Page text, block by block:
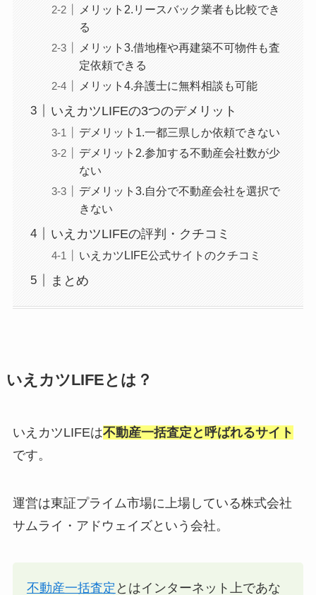
メリット2.リースバック業者も比較でき
る
メリット3.借地権や再建築不可物件も査
定依頼できる
メリット4.弁護士に無料相談も可能
いえカツLIFEの3つのデメリット
デメリット1.一都三県しか依頼できない
デメリット2.参加する不動産会社数が少
ない
デメリット3.自分で不動産会社を選択で
きない
いえカツLIFEの評判・クチコミ
いえカツLIFE公式サイトのクチコミ
まとめ
いえカツLIFEとは？
いえカツLIFEは不動産一括査定と呼ばれるサイト
です。
運営は東証プライム市場に上場している株式会社
サムライ・アドウェイズという会社。
不動産一括査定 とはインターネット上であな